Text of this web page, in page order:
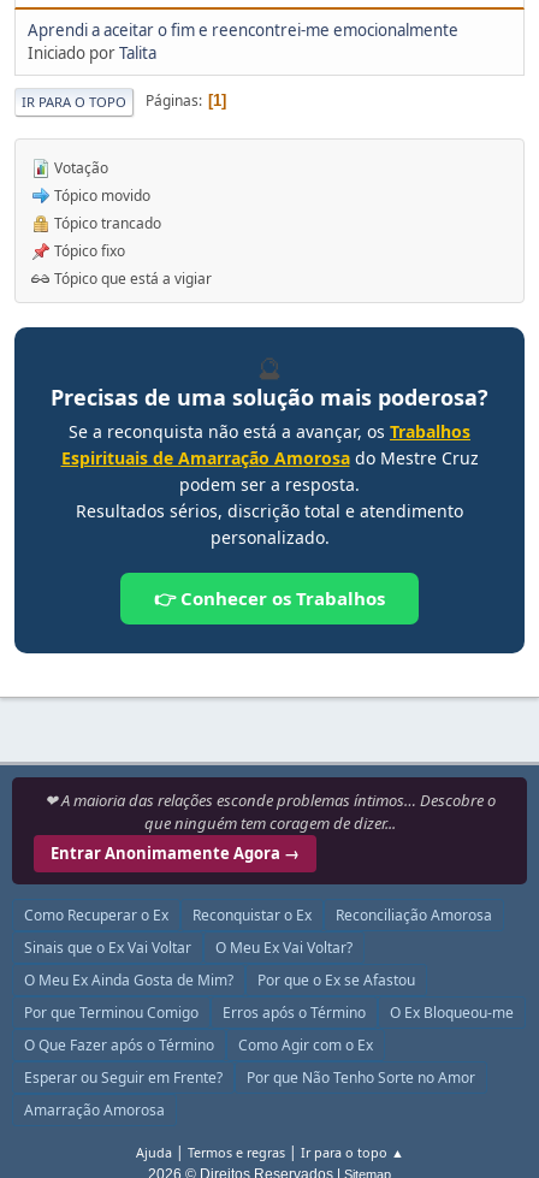
Aprendi a aceitar o fim e reencontrei-me emocionalmente
Iniciado porTalita
IR PARA O TOPO Páginas 1
Votação
Tópico movido
Tópico trancado
Tópico fixo
Tópico que está a vigiar
🔮
Precisas de uma solução mais poderosa?
Se a reconquista não está a avançar, os Trabalhos
Espirituais de Amarração Amorosado Mestre Cruz
podem ser a resposta.
Resultados sérios, discrição total e atendimento
personalizado.
👉 Conhecer os Trabalhos
❤ A maioria das relações esconde problemas íntimos… Descobre o
que ninguém tem coragem de dizer...
Entrar Anonimamente Agora →
Como Recuperar o Ex Reconquistar o Ex
Reconciliação Amorosa
Sinais que o Ex Vai Voltar
O Meu Ex Vai Voltar?
O Meu Ex Ainda Gosta de Mim?
Por que o Ex se Afastou
Por que Terminou Comigo
Erros após o Término
O Ex Bloqueou-me
O Que Fazer após o Término
Como Agir com o Ex
Esperar ou Seguir em Frente?
Por que Não Tenho Sorte no Amor
Amarração Amorosa
Ajuda| Termos e regras| Ir para o topo ▲
2026 © Direitos Reservados | Sitemap